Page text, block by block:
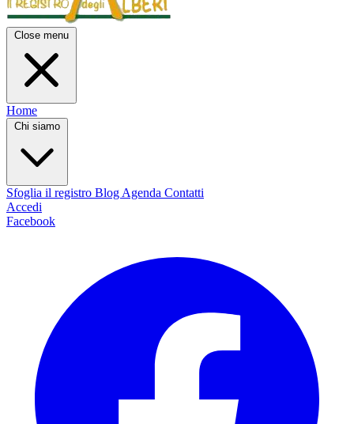
Close menu
Home
Chi siamo
Sfoglia il registro Blog Agenda Contatti
Accedi
Facebook